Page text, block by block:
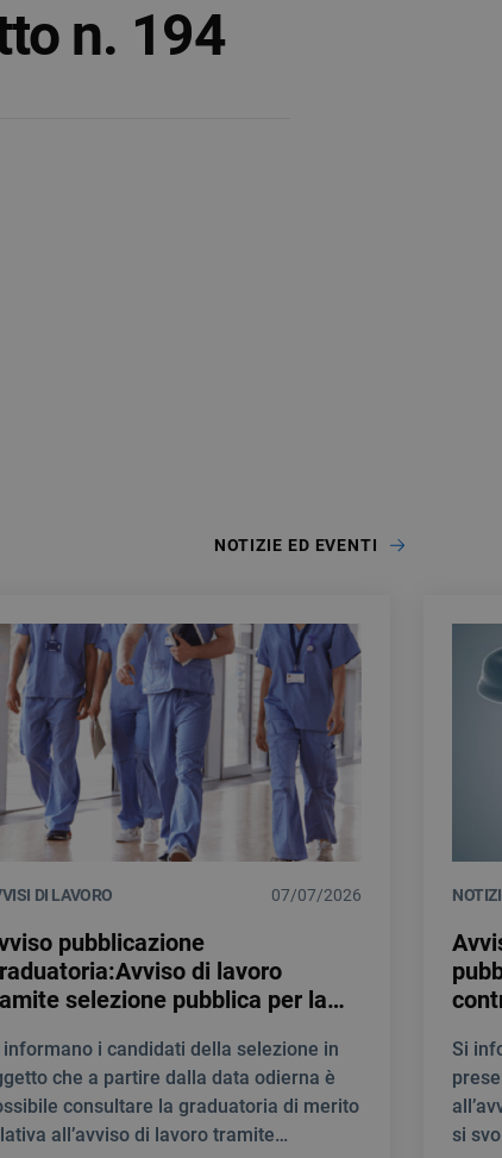
n. 194
NOTIZIE ED EVENTI
DI LAVORO 07/07/2026
pubblicazione
di lavoro
selezione pubblica per la
al fine di individuare
idoneo per la stipula di
a tempo determinato
INFERMIERE
informano i candidati della selezione in
che a partire dalla data odierna è
consultare la graduatoria di merito
all’avviso di lavoro tramite
E
Si
si